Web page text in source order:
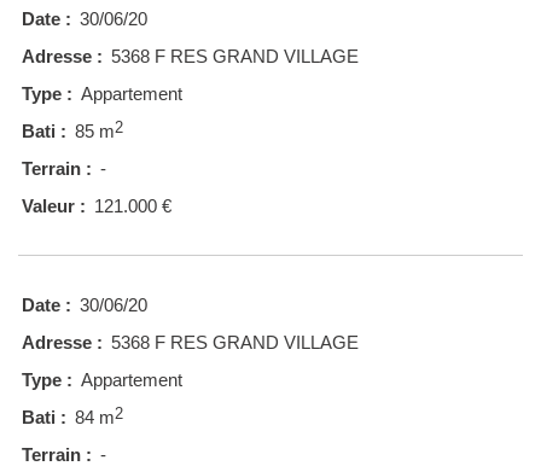
Date : 30/06/20
Adresse : 5368 F RES GRAND VILLAGE
Type : Appartement
Bati : 85 m2
Terrain : -
Valeur : 121.000 €
Date : 30/06/20
Adresse : 5368 F RES GRAND VILLAGE
Type : Appartement
Bati : 84 m2
Terrain : -